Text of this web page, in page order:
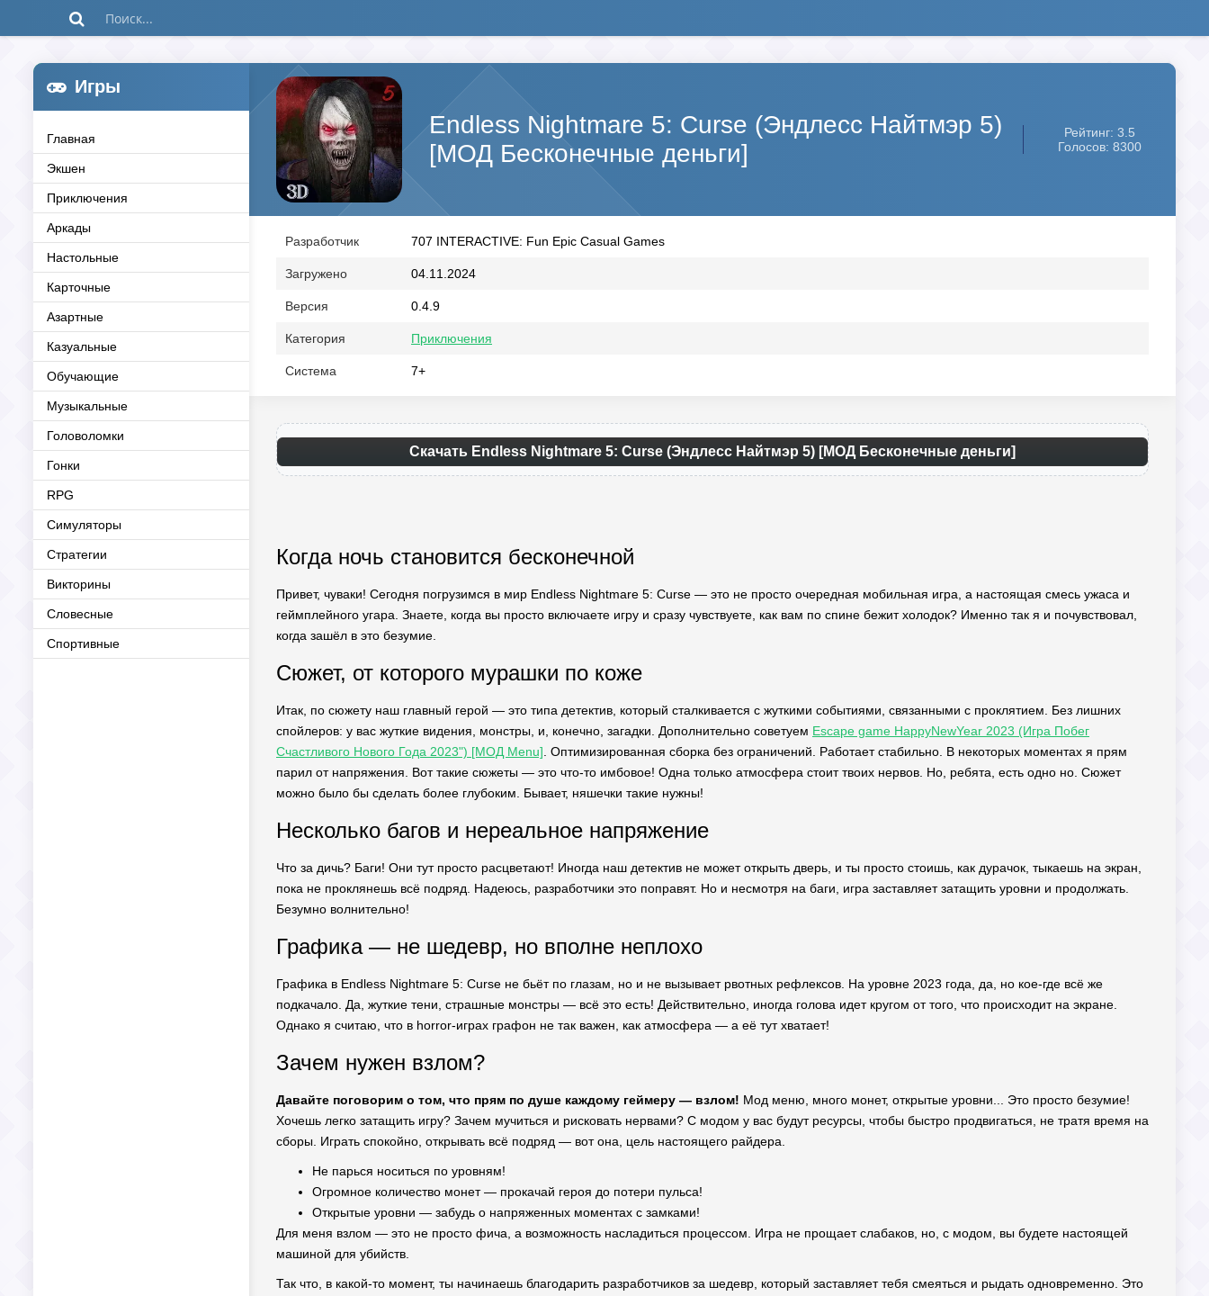
Игры
Главная
Экшен
Приключения
Аркады
Настольные
Карточные
Азартные
Казуальные
Обучающие
Музыкальные
Головоломки
Гонки
RPG
Симуляторы
Стратегии
Викторины
Словесные
Спортивные
Endless Nightmare 5: Curse (Эндлесс Найтмэр 5)
[МОД Бесконечные деньги]
Рейтинг: 3.5
Голосов: 8300
Разработчик 707 INTERACTIVE: Fun Epic Casual Games
Загружено 04.11.2024
Версия 0.4.9
Категория Приключения
Система 7+
Скачать Endless Nightmare 5: Curse (Эндлесс Найтмэр 5) [МОД Бесконечные деньги]
Когда ночь становится бесконечной
Привет, чуваки! Сегодня погрузимся в мир Endless Nightmare 5: Curse — это не просто очередная мобильная игра, а настоящая смесь ужаса и
геймплейного угара. Знаете, когда вы просто включаете игру и сразу чувствуете, как вам по спине бежит холодок? Именно так я и почувствовал,
когда зашёл в это безумие.
Сюжет, от которого мурашки по коже
Итак, по сюжету наш главный герой — это типа детектив, который сталкивается с жуткими событиями, связанными с проклятием. Без лишних
спойлеров: у вас жуткие видения, монстры, и, конечно, загадки. Дополнительно советуем Escape game HappyNewYear 2023 (Игра Побег
Счастливого Нового Года 2023") [МОД Menu] . Оптимизированная сборка без ограничений. Работает стабильно. В некоторых моментах я прям
парил от напряжения. Вот такие сюжеты — это что-то имбовое! Одна только атмосфера стоит твоих нервов. Но, ребята, есть одно но. Сюжет
можно было бы сделать более глубоким. Бывает, няшечки такие нужны!
Несколько багов и нереальное напряжение
Что за дичь? Баги! Они тут просто расцветают! Иногда наш детектив не может открыть дверь, и ты просто стоишь, как дурачок, тыкаешь на экран,
пока не проклянешь всё подряд. Надеюсь, разработчики это поправят. Но и несмотря на баги, игра заставляет затащить уровни и продолжать.
Безумно волнительно!
Графика — не шедевр, но вполне неплохо
Графика в Endless Nightmare 5: Curse не бьёт по глазам, но и не вызывает рвотных рефлексов. На уровне 2023 года, да, но кое-где всё же
подкачало. Да, жуткие тени, страшные монстры — всё это есть! Действительно, иногда голова идет кругом от того, что происходит на экране.
Однако я считаю, что в horror-играх графон не так важен, как атмосфера — а её тут хватает!
Зачем нужен взлом?
Давайте поговорим о том, что прям по душе каждому геймеру — взлом! Мод меню, много монет, открытые уровни... Это просто безумие!
Хочешь легко затащить игру? Зачем мучиться и рисковать нервами? С модом у вас будут ресурсы, чтобы быстро продвигаться, не тратя время на
сборы. Играть спокойно, открывать всё подряд — вот она, цель настоящего райдера.
Не парься носиться по уровням!
Огромное количество монет — прокачай героя до потери пульса!
Открытые уровни — забудь о напряженных моментах с замками!
Для меня взлом — это не просто фича, а возможность насладиться процессом. Игра не прощает слабаков, но, с модом, вы будете настоящей
машиной для убийств.
Так что, в какой-то момент, ты начинаешь благодарить разработчиков за шедевр, который заставляет тебя смеяться и рыдать одновременно. Это